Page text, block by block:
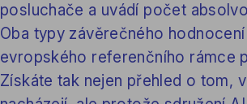
posluchače a uvádí počet
Oba typy závěrečného
evropského referenčního rámce
Získáte tak nejen přehled o tom,